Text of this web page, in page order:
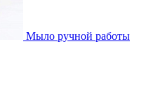
Мыло ручной работы